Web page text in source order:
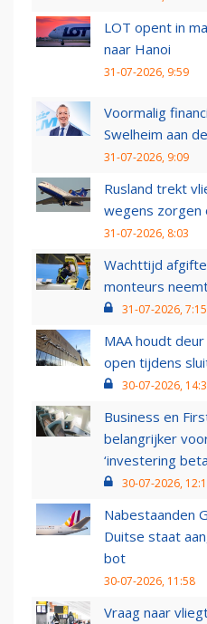
LOT opent in
naar Hanoi
31-07-2026, 9:59
Voormalig
Swelheim aan
31-07-2026, 9:09
Rusland trekt
wegens zorgen
31-07-2026, 8:03
Wachttijd
monteurs
31-07-2026, 7:15
MAA houdt
open tijdens
30-07-2026,
Business en
belangrijker
‘investering
30-07-2026,
Nabestaanden
Duitse staat
bot
30-07-2026, 11:58
Vraag naar